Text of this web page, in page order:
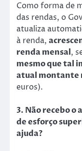
Como forma de
das rendas, o
atualiza
à renda,
renda mensal,
mesmo que tal
atual montante
euros).
3. Não recebo o
de esforço
ajuda?